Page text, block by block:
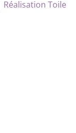
Réalisation Toile